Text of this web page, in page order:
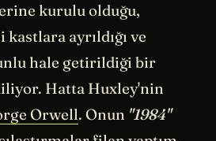
kurulu olduğu,
ayrıldığı ve
hale getirildiği bir
Hatta Huxley'nin
Orwell. Onun "1984"